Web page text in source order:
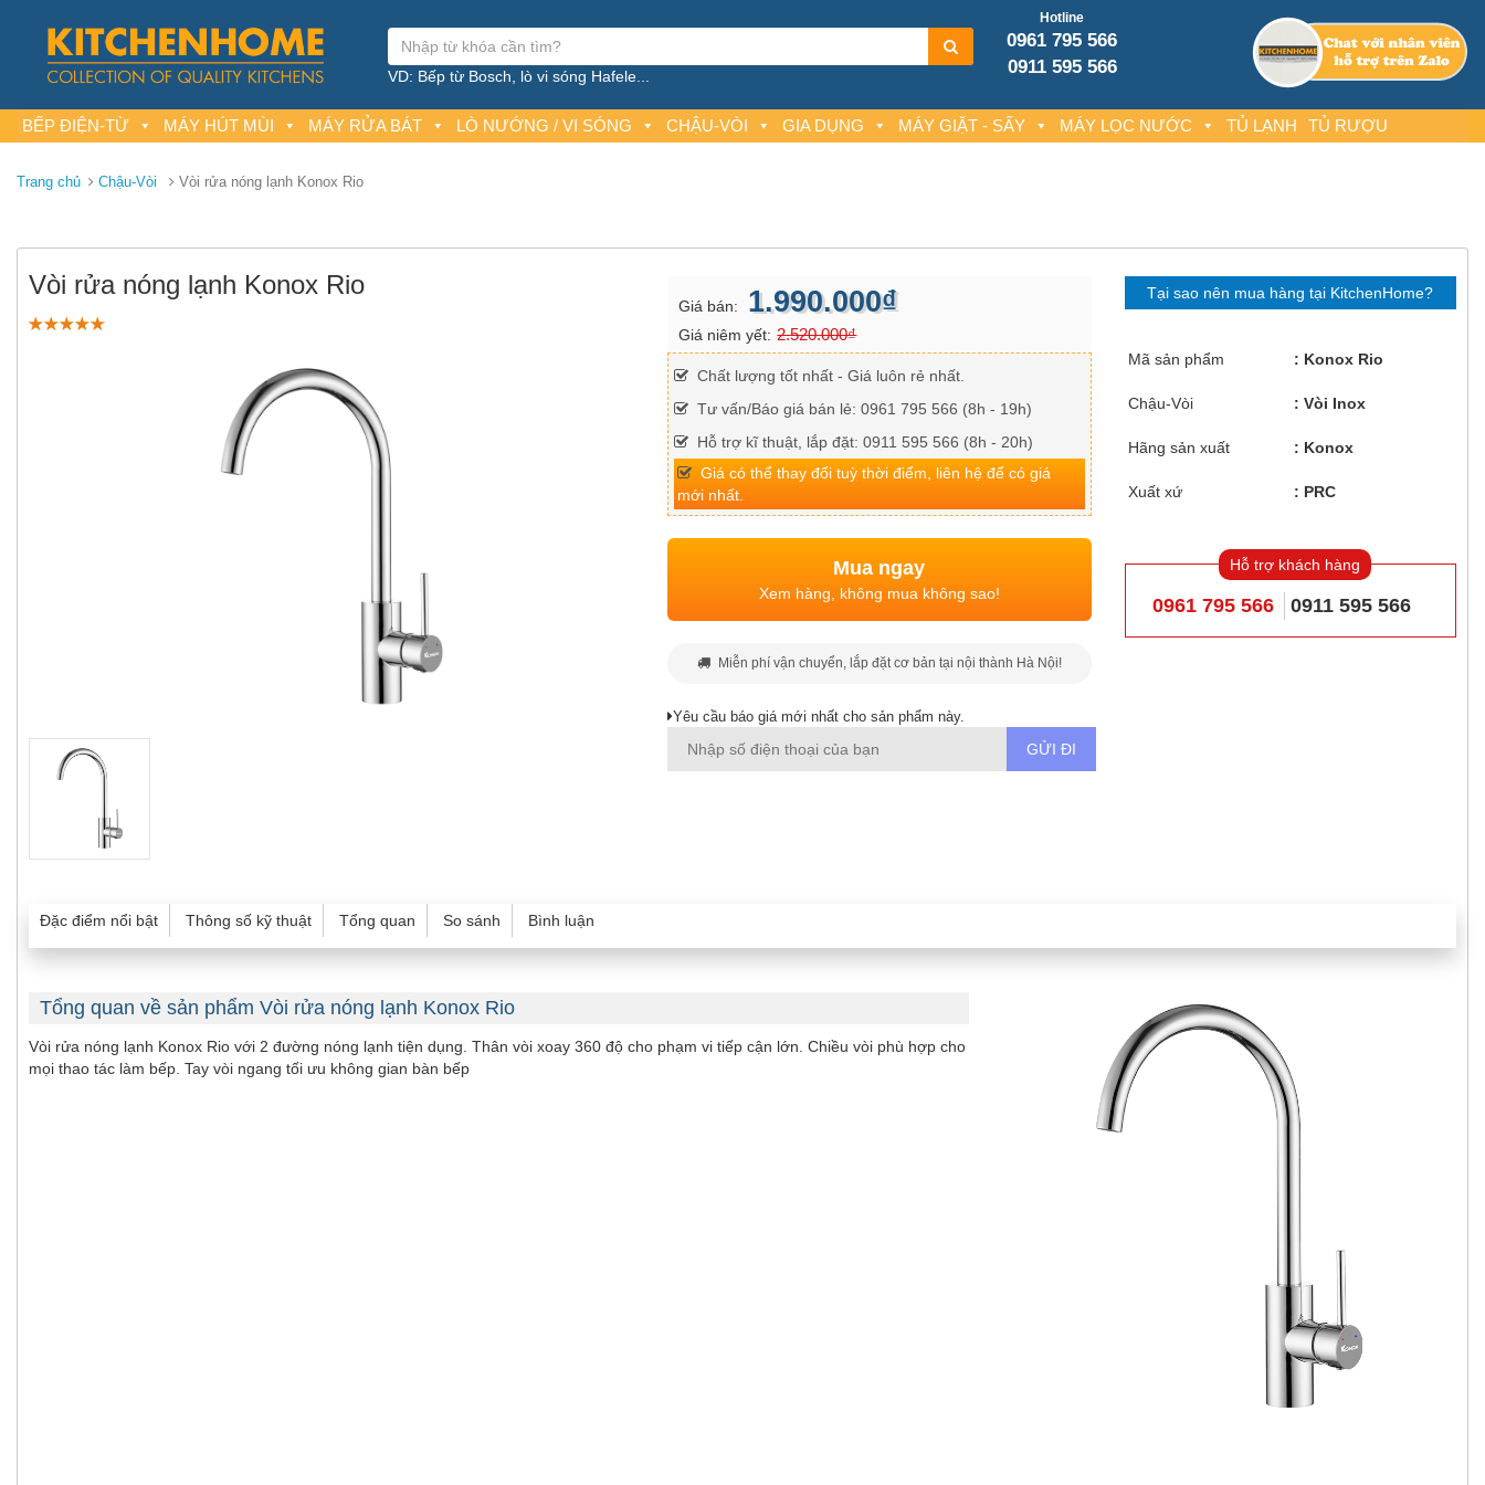
Hotline
0961 795 566
0911 595 566
VD: Bếp từ Bosch, lò vi sóng Hafele...
BẾP ĐIỆN-TỪ MÁY HÚT MÙI MÁY RỬA BÁT LÒ NƯỚNG / VI SÓNG CHẬU-VÒI GIA DỤNG MÁY GIẶT - SẤY MÁY LỌC NƯỚC TỦ LẠNH TỦ RƯỢU
Trang chủ Chậu-Vòi Vòi rửa nóng lạnh Konox Rio
Vòi rửa nóng lạnh Konox Rio
Giá bán: 1.990.000₫
Giá niêm yết: 2.520.000₫
Chất lượng tốt nhất - Giá luôn rẻ nhất.
Tư vấn/Báo giá bán lẻ: 0961 795 566 (8h - 19h)
Hỗ trợ kĩ thuật, lắp đặt: 0911 595 566 (8h - 20h)
Giá có thể thay đổi tuỳ thời điểm, liên hệ để có giá
mới nhất.
Mua ngay
Xem hàng, không mua không sao!
Miễn phí vận chuyển, lắp đặt cơ bản tại nội thành Hà Nội!
Yêu cầu báo giá mới nhất cho sản phẩm này.
Tại sao nên mua hàng tại KitchenHome?
Mã sản phẩm Konox Rio
Chậu-Vòi Vòi Inox
Hãng sản xuất Konox
Xuất xứ PRC
Hỗ trợ khách hàng
0961 795 566 0911 595 566
Đặc điểm nổi bật Thông số kỹ thuật Tổng quan So sánh Bình luận
Tổng quan về sản phẩm Vòi rửa nóng lạnh Konox Rio
Vòi rửa nóng lạnh Konox Rio với 2 đường nóng lạnh tiện dụng. Thân vòi xoay 360 độ cho phạm vi tiếp cận lớn. Chiều vòi phù hợp cho
mọi thao tác làm bếp. Tay vòi ngang tối ưu không gian bàn bếp